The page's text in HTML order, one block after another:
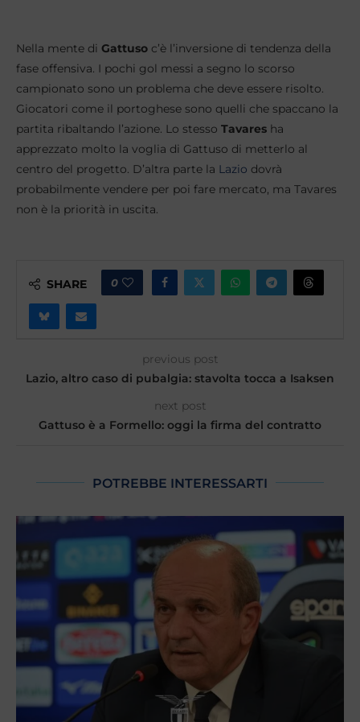
Nella mente di Gattuso c’è l’inversione di tendenza della
fase offensiva. I pochi gol messi a segno lo scorso
campionato sono un problema che deve essere risolto.
Giocatori come il portoghese sono quelli che spaccano la
partita ribaltando l’azione. Lo stesso Tavares ha
apprezzato molto la voglia di Gattuso di metterlo al
centro del progetto. D’altra parte la Lazio dovrà
probabilmente vendere per poi fare mercato, ma Tavares
non è la priorità in uscita.
SHARE 0
previous post
Lazio, altro caso di pubalgia: stavolta tocca a Isaksen
next post
Gattuso è a Formello: oggi la firma del contratto
POTREBBE INTERESSARTI